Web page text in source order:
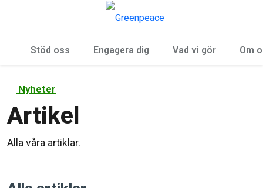
Stöd oss Engagera dig Vad vi gör Om
Nyheter
Artikel
Alla våra artiklar.